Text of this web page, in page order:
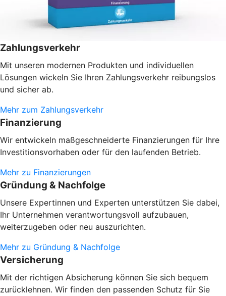
Zahlungsverkehr
Mit unseren modernen Produkten und individuellen
Lösungen wickeln Sie Ihren Zahlungsverkehr reibungslos
und sicher ab.
Mehr zum Zahlungsverkehr
Finanzierung
Wir entwickeln maßgeschneiderte Finanzierungen für Ihre
Investitionsvorhaben oder für den laufenden Betrieb.
Mehr zu Finanzierungen
Gründung & Nachfolge
Unsere Expertinnen und Experten unterstützen Sie dabei,
Ihr Unternehmen verantwortungsvoll aufzubauen,
weiterzugeben oder neu auszurichten.
Mehr zu Gründung & Nachfolge
Versicherung
Mit der richtigen Absicherung können Sie sich bequem
zurücklehnen. Wir finden den passenden Schutz für Sie